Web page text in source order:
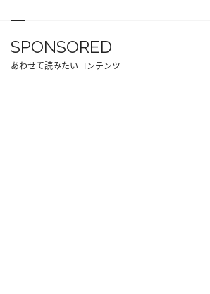
SPONSORED
あわせて読みたいコンテンツ